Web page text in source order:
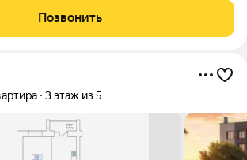
кирпичный дом на 49 квартир,
уютного
Позвонить
3 этаж из 5